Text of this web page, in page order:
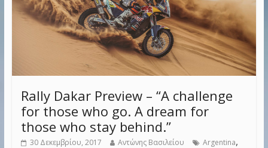
Rally Dakar Preview – “A challenge
for those who go. A dream for
those who stay behind.”
30 Δεκεμβρίου, 2017 Αντώνης Βασιλείου Argentina,